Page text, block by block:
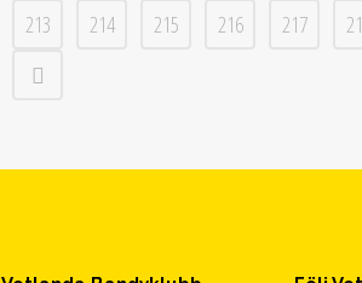
213 214 215 216 217